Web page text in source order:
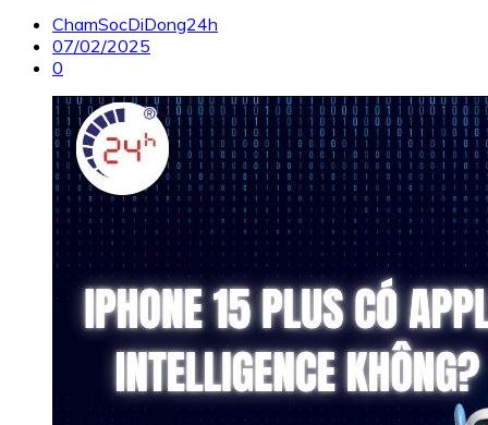
ChamSocDiDong24h
07/02/2025
0